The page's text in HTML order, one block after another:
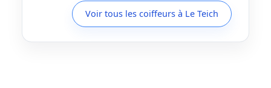
Voir tous les coiffeurs à Le Teich